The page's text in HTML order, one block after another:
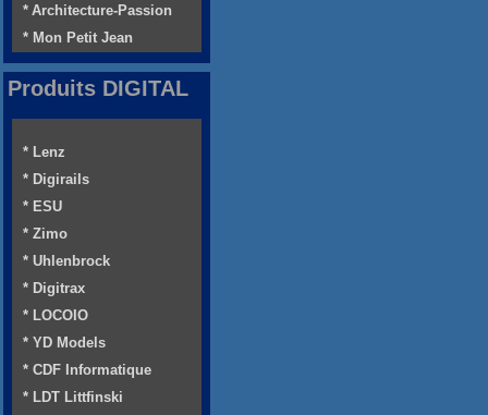
* Architecture-Passion
* Mon Petit Jean
Produits DIGITAL
* Lenz
* Digirails
* ESU
* Zimo
* Uhlenbrock
* Digitrax
* LOCOIO
* YD Models
* CDF Informatique
* LDT Littfinski